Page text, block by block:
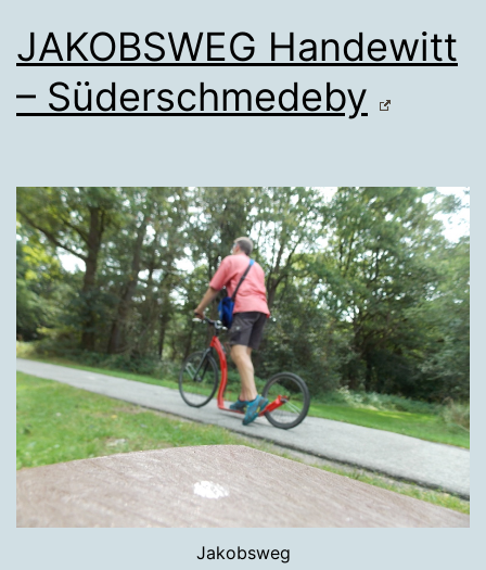
JAKOBSWEG Handewitt
– Süderschmedeby
Jakobsweg